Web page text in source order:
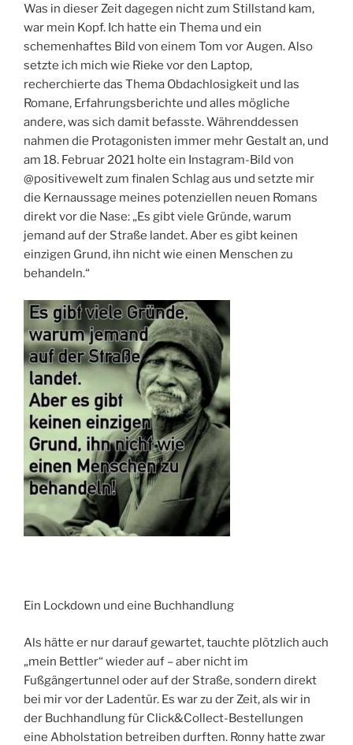
Was in dieser Zeit dagegen nicht zum Stillstand kam,
war mein Kopf. Ich hatte ein Thema und ein
schemenhaftes Bild von einem Tom vor Augen. Also
setzte ich mich wie Rieke vor den Laptop,
recherchierte das Thema Obdachlosigkeit und las
Romane, Erfahrungsberichte und alles mögliche
andere, was sich damit befasste. Währenddessen
nahmen die Protagonisten immer mehr Gestalt an, und
am 18. Februar 2021 holte ein Instagram-Bild von
@positivewelt zum finalen Schlag aus und setzte mir
die Kernaussage meines potenziellen neuen Romans
direkt vor die Nase: „Es gibt viele Gründe, warum
jemand auf der Straße landet. Aber es gibt keinen
einzigen Grund, ihn nicht wie einen Menschen zu
behandeln.“
Ein Lockdown und eine Buchhandlung
Als hätte er nur darauf gewartet, tauchte plötzlich auch
„mein Bettler“ wieder auf – aber nicht im
Fußgängertunnel oder auf der Straße, sondern direkt
bei mir vor der Ladentür. Es war zu der Zeit, als wir in
der Buchhandlung für Click&Collect-Bestellungen
eine Abholstation betreiben durften. Ronny hatte zwar